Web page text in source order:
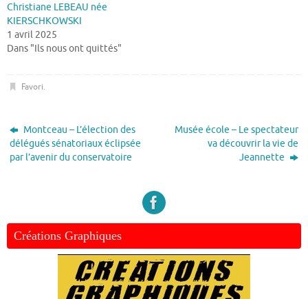
Christiane LEBEAU née
KIERSCHKOWSKI
1 avril 2025
Dans "Ils nous ont quittés"
Favori.
Montceau – L’élection des
délégués sénatoriaux éclipsée
par l’avenir du conservatoire
Musée école – Le spectateur
va découvrir la vie de
Jeannette
Créations Graphiques